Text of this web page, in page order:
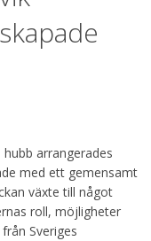
arrangerades
med ett gemensamt
växte till något
roll, möjligheter
Sveriges